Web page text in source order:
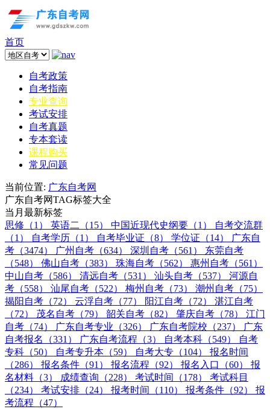
首页
自考政策
自考指南
专业查询
考试安排
自考真题
专本套读
课程购买
常见问题
当前位置: 广东自考网
广东自考网TAG标签大全
当月最新标签
思修（1）
英语二（15） 中国近现代史纲要（1）
自考交流群
（1）
自考学历（1） 自考毕业证（8） 学位证（14）
广东自
考（3474）
广州自考（634） 深圳自考（561）
东莞自考
（548）
佛山自考（383） 珠海自考（562）
惠州自考（561）
中山自考（586）
清远自考（531） 汕头自考（537）
河源自
考（558）
汕尾自考（522） 梅州自考（73）
潮州自考（75）
揭阳自考（72）
云浮自考（77） 阳江自考（72）
湛江自考
（72）
茂名自考（79） 韶关自考（82） 肇庆自考（78）
江门
自考（74）
广东自考专业（326） 广东自考院校（237）
广东
自考报名（331）
广东自考流程（3） 自考本科（549）
自考
专科（50）
自考专升本（59） 自考大专（104）
报名时间
（286）
报名条件（91） 报名流程（92） 报名入口（60）
报
名材料（3）
成绩查询（228） 考试时间（178）
考试科目
（234）
考试安排（24） 报考时间（110） 报考条件（92）
报
考流程（47）